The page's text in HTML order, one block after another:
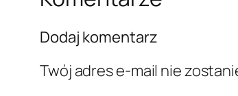
Dodaj komentarz
Twój adres e-mail nie